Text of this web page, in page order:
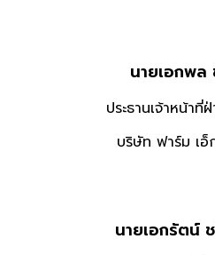
นายเอกพ
ประธานเจ้าหน้า
บริษัท ฟาร์ม เอ็
นายเอกรัตน์